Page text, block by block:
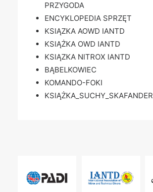
PRZYGODA
ENCYKLOPEDIA SPRZĘT
KSIĄZKA AOWD IANTD
KSIĄŻKA OWD IANTD
KSIĄZKA NITROX IANTD
BĄBELKOWIEC
KOMANDO-FOKI
KSIĄŻKA_SUCHY_SKAFANDER